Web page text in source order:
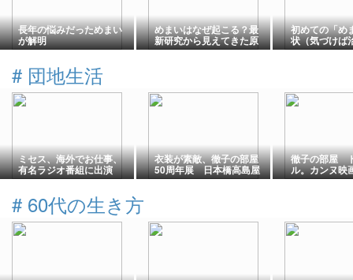
長年の悩みだっためまい
が解明
めまいはなぜ起こる？最
新研究から見えてきた原
因と対処法
初めての「め
状（気づけば
した）
# 団地生活
ミセス、海外でお仕事、
有名ラジオ番組に出演
衣装が素敵、徹子の部屋
50周年展 日本橋高島屋
で見てきました
徹子の部屋
ル。カンヌ
秀女優賞岡本
# 60代の生き方